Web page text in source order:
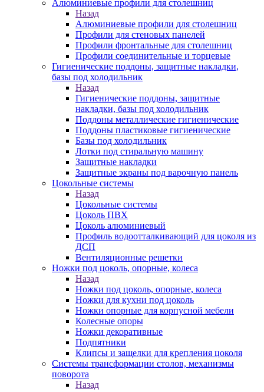
Алюминиевые профили для столешниц
Назад
Алюминиевые профили для столешниц
Профили для стеновых панелей
Профили фронтальные для столешниц
Профили соединительные и торцевые
Гигиенические поддоны, защитные накладки,
базы под холодильник
Назад
Гигиенические поддоны, защитные
накладки, базы под холодильник
Поддоны металлические гигиенические
Поддоны пластиковые гигиенические
Базы под холодильник
Лотки под стиральную машину
Защитные накладки
Защитные экраны под варочную панель
Цокольные системы
Назад
Цокольные системы
Цоколь ПВХ
Цоколь алюминиевый
Профиль водоотталкивающий для цоколя из
ДСП
Вентиляционные решетки
Ножки под цоколь, опорные, колеса
Назад
Ножки под цоколь, опорные, колеса
Ножки для кухни под цоколь
Ножки опорные для корпусной мебели
Колесные опоры
Ножки декоративные
Подпятники
Клипсы и защелки для крепления цоколя
Системы трансформации столов, механизмы
поворота
Назад